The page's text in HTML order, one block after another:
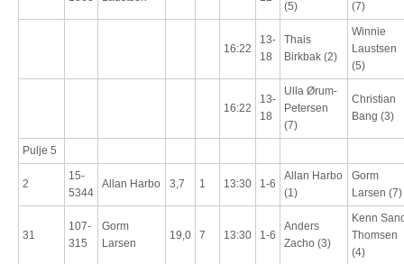
(5)
(7)
16:22
13-
18
Thais
Birkbak (2)
Winnie
Laustsen
(5)
16:22
13-
18
Ulla Ørum-
Petersen
(7)
Christian
Bang (3)
Pulje 5
2
15-
5344
Allan Harbo 3,7 1 13:30 1-6
Allan Harbo
(1)
Gorm
Larsen (7)
31
107-
315
Gorm
Larsen
19,0 7 13:30 1-6
Anders
Zacho (3)
Kenn
Thomsen
(4)